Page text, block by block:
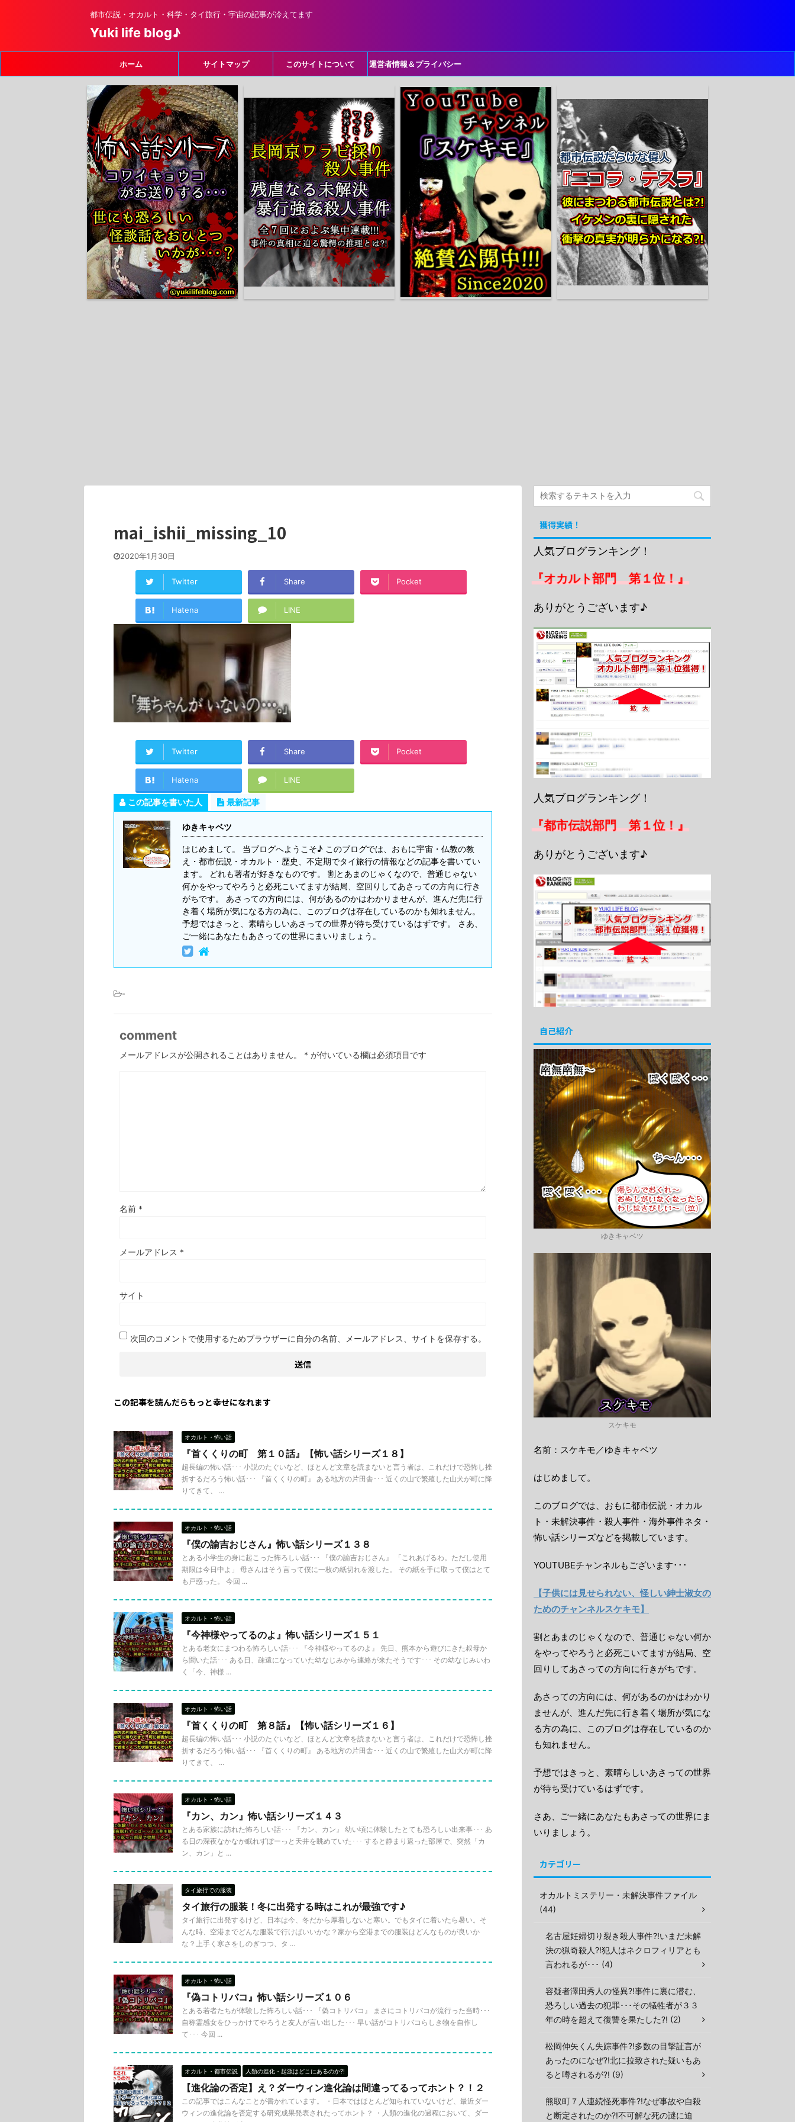
都市伝説・オカルト・科学・タイ旅行・宇宙の記事が冷えてます
Yuki life blog♪
ホーム サイトマップ このサイトについて 運営者情報＆プライバシー
ポリシー
mai_ishii_missing_10
2020年1月30日
Twitter Share Pocket
Hatena LINE
Twitter Share Pocket
Hatena LINE
この記事を書いた人 最新記事
ゆきキャベツ
はじめまして。 当ブログへようこそ♪ このブログでは、おもに宇宙・仏教の教
え・都市伝説・オカルト・歴史、不定期でタイ旅行の情報などの記事を書いてい
ます。 どれも著者が好きなものです。 割とあまのじゃくなので、普通じゃない
何かをやってやろうと必死こいてますが結局、空回りしてあさっての方向に行き
がちです。 あさっての方向には、何があるのかはわかりませんが、進んだ先に行
き着く場所が気になる方の為に、このブログは存在しているのかも知れません。
予想ではきっと、素晴らしいあさっての世界が待ち受けているはずです。 さあ、
ご一緒にあなたもあさっての世界にまいりましょう。
-
comment
メールアドレスが公開されることはありません。 * が付いている欄は必須項目です
名前 *
メールアドレス *
サイト
次回のコメントで使用するためブラウザーに自分の名前、メールアドレス、サイトを保存する。
この記事を読んだらもっと幸せになれます
オカルト・怖い話
『首くくりの町 第１０話』【怖い話シリーズ１８】
超長編の怖い話･･･ 小説のたぐいなど、ほとんど文章を読まないと言う者は、これだけで恐怖し挫
折するだろう怖い話･･･ 『首くくりの町』 ある地方の片田舎･･･ 近くの山で繁殖した山犬が町に降
りてきて、 ...
オカルト・怖い話
『僕の諭吉おじさん』怖い話シリーズ１３８
とある小学生の身に起こった怖ろしい話･･･ 『僕の諭吉おじさん』 「これあげるわ。ただし使用
期限は今日中よ」 母さんはそう言って僕に一枚の紙切れを渡した。 その紙を手に取って僕はとて
も戸惑った。 今回 ...
オカルト・怖い話
『今神様やってるのよ』怖い話シリーズ１５１
とある老女にまつわる怖ろしい話･･･ 『今神様やってるのよ』 先日、熊本から遊びにきた叔母か
ら聞いた話･･･ ある日、疎遠になっていた幼なじみから連絡が来たそうです･･･ その幼なじみいわ
く「今、神様 ...
オカルト・怖い話
『首くくりの町 第８話』【怖い話シリーズ１６】
超長編の怖い話･･･ 小説のたぐいなど、ほとんど文章を読まないと言う者は、これだけで恐怖し挫
折するだろう怖い話･･･ 『首くくりの町』 ある地方の片田舎･･･ 近くの山で繁殖した山犬が町に降
りてきて、 ...
オカルト・怖い話
『カン、カン』怖い話シリーズ１４３
とある家族に訪れた怖ろしい話･･･ 『カン、カン』 幼い頃に体験したとても恐ろしい出来事･･･ あ
る日の深夜なかなか眠れずぼーっと天井を眺めていた･･･ すると静まり返った部屋で、突然「カ
ン、カン」と ...
タイ旅行での服装
タイ旅行の服装！冬に出発する時はこれが最強です♪
タイ旅行に出発するけど、日本は今、冬だから厚着しないと寒い。でもタイに着いたら暑い。そ
んな時、空港までどんな服装で行けばいいかな？家から空港までの服装はどんなものが良いか
な？上手く寒さをしのぎつつ、タ ...
オカルト・怖い話
『偽コトリバコ』怖い話シリーズ１０６
とある若者たちが体験した怖ろしい話･･･ 『偽コトリバコ』 まさにコトリバコが流行った当時･･･
自称霊感女をひっかけてやろうと友人が言い出した･･･ 早い話がコトリバコらしき物を自作し
て･･･ 今回 ...
オカルト・都市伝説 人類の進化・起源はどこにあるのか?!
【進化論の否定】え？ダーウィン進化論は間違ってるってホント？！２
この記事ではこんなことが書かれています。 ・日本ではほとんど知られていないけど、最近ダー
ウィンの進化論を否定する研究成果発表されたってホント？ ・人類の進化の過程において、ダー
獲得実績！
人気ブログランキング！
『オカルト部門 第１位！』
ありがとうございます♪
人気ブログランキング！
『都市伝説部門 第１位！』
ありがとうございます♪
自己紹介
ゆきキャベツ
スケキモ
名前：スケキモ／ゆきキャベツ
はじめまして。
このブログでは、おもに都市伝説・オカル
ト・未解決事件・殺人事件・海外事件ネタ・
怖い話シリーズなどを掲載しています。
YOUTUBEチャンネルもございます･･･
【子供には見せられない、怪しい紳士淑女の
ためのチャンネルスケキモ】
割とあまのじゃくなので、普通じゃない何か
をやってやろうと必死こいてますが結局、空
回りしてあさっての方向に行きがちです。
あさっての方向には、何があるのかはわかり
ませんが、進んだ先に行き着く場所が気にな
る方の為に、このブログは存在しているのか
も知れません。
予想ではきっと、素晴らしいあさっての世界
が待ち受けているはずです。
さあ、ご一緒にあなたもあさっての世界にま
いりましょう。
カテゴリー
オカルトミステリー・未解決事件ファイル
(44)
名古屋妊婦切り裂き殺人事件?!いまだ未解
決の猟奇殺人?!犯人はネクロフィリアとも
言われるが･･･ (4)
容疑者澤田秀人の怪異?!事件に裏に潜む、
恐ろしい過去の犯罪･･･その犠牲者が３３
年の時を超えて復讐を果たした?! (2)
松岡伸矢くん失踪事件?!多数の目撃証言が
あったのになぜ?!北に拉致された疑いもあ
ると噂されるが?! (9)
熊取町７人連続怪死事件?!なぜ事故や自殺
と断定されたのか?!不可解な死の謎に迫